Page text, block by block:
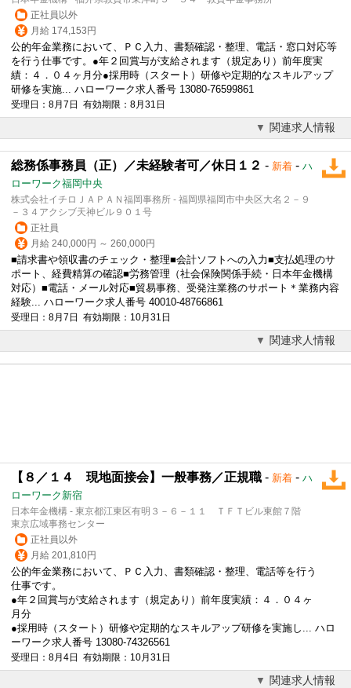
正社員以外
月給 174,153円
公的年金業務において、ＰＣ入力、書類確認・整理、電話・窓口対応等
を行う仕事です。●年２回賞与が支給されます（規定あり）前年度実
績：４．０４ヶ月分●採用時（スタート）研修や定期的なスキルアップ
研修を実施... ハローワーク求人番号 13080-76599861
受理日：8月7日 有効期限：8月31日
関連求人情報
総務係事務員（正）／未経験者可／休日１２ - 新着 - ハ
ローワーク福岡中央
株式会社イチロＪＡＰＡＮ福岡事務所 - 福岡県福岡市中央区大名２－９
－３４アクシブ天神ビル９０１号
正社員
月給 240,000円 ～ 260,000円
■請求書や領収書のチェック・整理■会計ソフトへの入力■支払処理のサ
ポート、経費精算の確認■労務管理（社会保険関係手続・ 日本年金機構
対応）■電話・メール対応■貿易事務、受発注業務のサポート＊業務内容
経験... ハローワーク求人番号 40010-48766861
受理日：8月7日 有効期限：10月31日
関連求人情報
【８／１４ 現地面接会】一般事務／正規職 - 新着 - ハ
ローワーク新宿
日本年金機構 - 東京都江東区有明３－６－１１ ＴＦＴビル東館７階
東京広域事務センター
正社員以外
月給 201,810円
公的年金業務において、ＰＣ入力、書類確認・整理、電話等を行う
仕事です。
●年２回賞与が支給されます（規定あり）前年度実績：４．０４ヶ
月分
●採用時（スタート）研修や定期的なスキルアップ研修を実施し... ハロ
ーワーク求人番号 13080-74326561
受理日：8月4日 有効期限：10月31日
関連求人情報